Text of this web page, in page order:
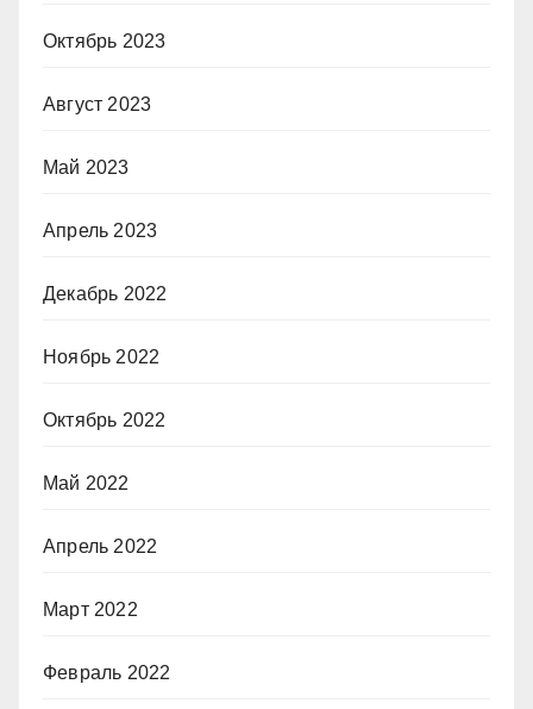
Октябрь 2023
Август 2023
Май 2023
Апрель 2023
Декабрь 2022
Ноябрь 2022
Октябрь 2022
Май 2022
Апрель 2022
Март 2022
Февраль 2022